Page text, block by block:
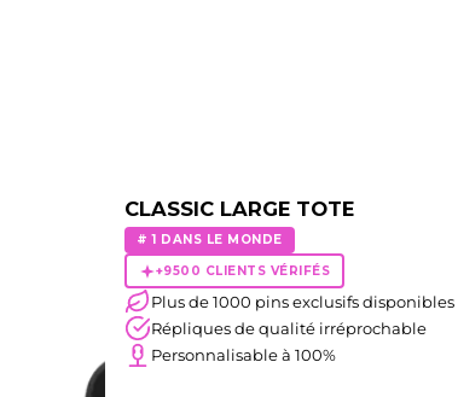
CLASSIC LARGE TOTE
# 1 DANS LE MONDE
+9500 CLIENTS VÉRIFÉS
Plus de 1000 pins exclusifs disponibles
Répliques de qualité irréprochable
Personnalisable à 100%